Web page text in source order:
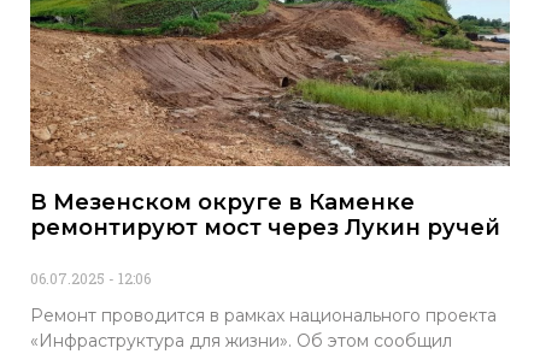
В Мезенском округе в Каменке
ремонтируют мост через Лукин ручей
06.07.2025 12:06
Ремонт проводится в рамках национального проекта
«Инфраструктура для жизни». Об этом сообщил